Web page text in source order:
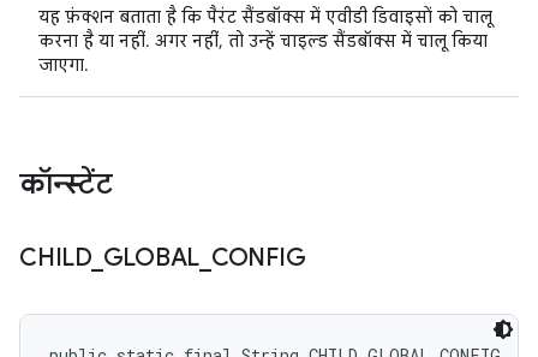
यह फ़ंक्शन बताता है कि पैरंट सैंडबॉक्स में एवीडी डिवाइसों को चालू
करना है या नहीं. अगर नहीं, तो उन्हें चाइल्ड सैंडबॉक्स में चालू किया
जाएगा.
कॉन्स्टेंट
CHILD_ GLOBAL CONFIG